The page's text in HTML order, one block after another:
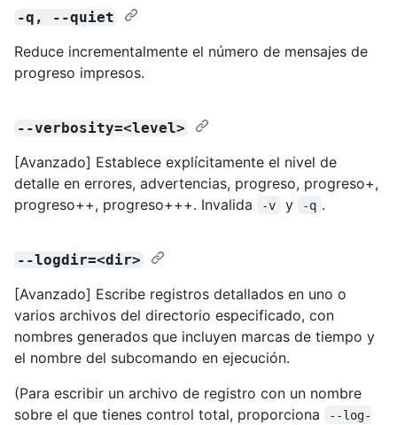
-q, --quiet
Reduce incrementalmente el número de mensajes de
progreso impresos.
--verbosity=<level>
[Avanzado] Establece explícitamente el nivel de
detalle en errores, advertencias, progreso, progreso+,
progreso++, progreso+++. Invalida
-v y -q .
--logdir=<dir>
[Avanzado] Escribe registros detallados en uno o
varios archivos del directorio especificado, con
nombres generados que incluyen marcas de tiempo y
el nombre del subcomando en ejecución.
(Para escribir un archivo de registro con un nombre
sobre el que tienes control total, proporciona
--log-